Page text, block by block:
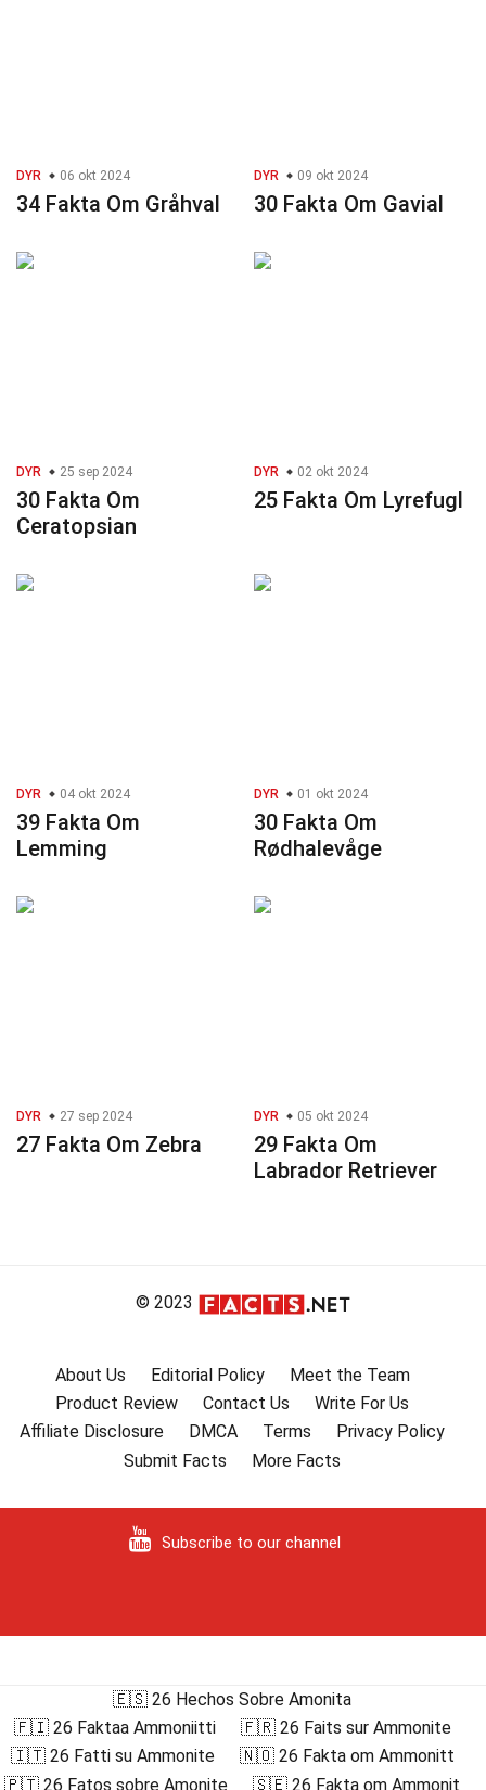
DYR 06 okt 2024
34 Fakta Om Gråhval
DYR 09 okt 2024
30 Fakta Om Gavial
DYR 25 sep 2024
30 Fakta Om
Ceratopsian
DYR 02 okt 2024
25 Fakta Om Lyrefugl
DYR 04 okt 2024
39 Fakta Om
Lemming
DYR 01 okt 2024
30 Fakta Om
Rødhalevåge
DYR 27 sep 2024
27 Fakta Om Zebra
DYR 05 okt 2024
29 Fakta Om
Labrador Retriever
© 2023
About Us Editorial Policy
Meet the Team
Product Review
Contact Us
Write For Us
Affiliate Disclosure
DMCA Terms
Privacy Policy
Submit Facts
More Facts
Subscribe to our channel
🇪🇸 26 Hechos Sobre Amonita
🇫🇮 26 Faktaa Ammoniitti
🇫🇷 26 Faits sur Ammonite
🇮🇹 26 Fatti su Ammonite
🇳🇴 26 Fakta om Ammonitt
🇵🇹 26 Fatos sobre Amonite
🇸🇪 26 Fakta om Ammonit